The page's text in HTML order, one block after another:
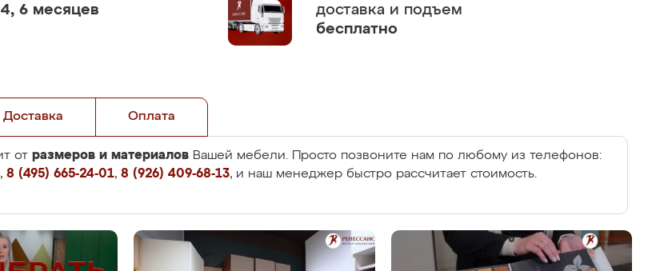
6 месяцев
доставка и подъем
бесплатно
Доставка Оплата
от размеров и материалов Вашей мебели. Просто позвоните нам по любому из телефонов:
, 8 (495) 665-24-01, 8 (926) 409-68-13, и наш менеджер быстро рассчитает стоимость.